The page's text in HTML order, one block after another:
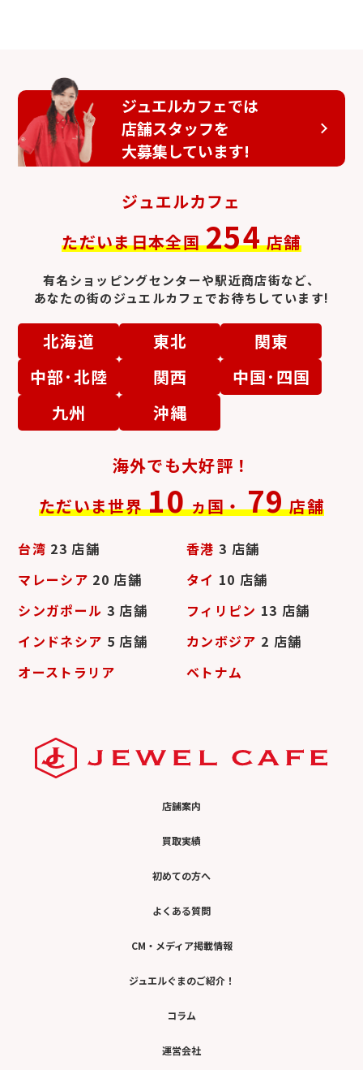
農協全国商品券 マックカード
ジュエルカフェでは
店舗スタッフを
大募集しています!
ジュエルカフェ
ただいま日本全国 254 店舗
有名ショッピングセンターや駅近商店街など、
あなたの街のジュエルカフェでお待ちしています!
北海道 東北
関東
中部･北陸
関西
中国･四国
九州
沖縄
海外でも大好評！
ただいま世界 10 ヵ国・ 79 店舗
台湾 23 店舗 香港 3 店舗
マレーシア 20 店舗 タイ 10 店舗
シンガポール 3 店舗 フィリピン 13 店舗
インドネシア 5 店舗 カンボジア 2 店舗
オーストラリア
ベトナム
店舗案内
買取実績
初めての方へ
よくある質問
CM・メディア掲載情報
ジュエルぐまのご紹介！
コラム
運営会社